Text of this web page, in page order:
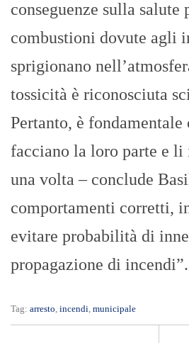
conseguenze sulla salute
combustioni dovute agli
sprigionano
tossicità è riconosciuta
Pertanto, è
facciano la loro parte e li
una volta – conclude
comportamenti corretti,
evitare probabilità di
propagazione di incendi”.
Tag: arresto, incendi, municipale